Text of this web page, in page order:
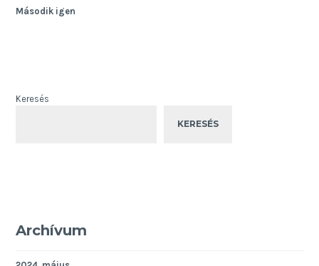
Második igen
Keresés
KERESÉS
Archívum